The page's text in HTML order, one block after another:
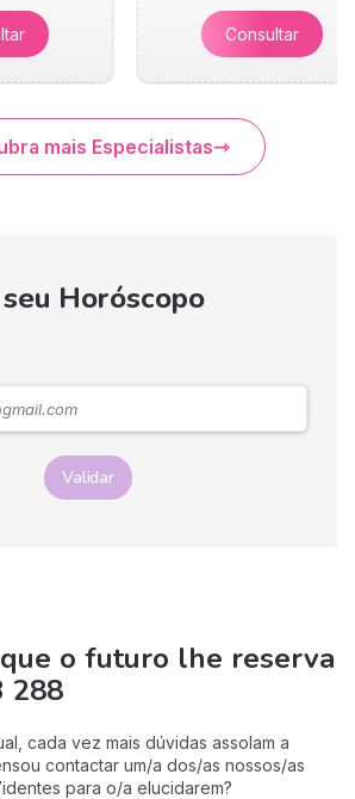
Consultar
mais Especialistas
Horóscopo
Validar
o futuro lhe reserva
288
cada vez mais dúvidas assolam a
contactar um/a dos/as nossos/as
para o/a elucidarem?